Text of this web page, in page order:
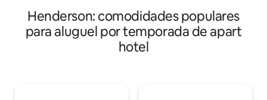
micro-ondas, geladeira e liquidificador
*Acesso à grande piscina da MGM com
rio preguiçoso e instalações de fitness *
Segurança 24 horas, 7 dias por semana e
estacionamento com manobrista
in na portaria
escapada em
show, viagem de
Henderson: comodidades populares
para aluguel por temporada de apart
hotel